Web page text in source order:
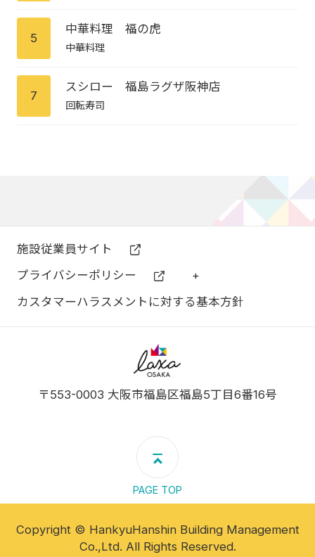
5
中華料理 福の虎
中華料理
7
スシロー 福島ラグザ阪神店
回転寿司
施設従業員サイト
プライバシーポリシー
+
カスタマーハラスメントに対する基本方針
〒553-0003 大阪市福島区福島5丁目6番16号
PAGE TOP
Copyright © HankyuHanshin Building Management
Co.,Ltd. All Rights Reserved.